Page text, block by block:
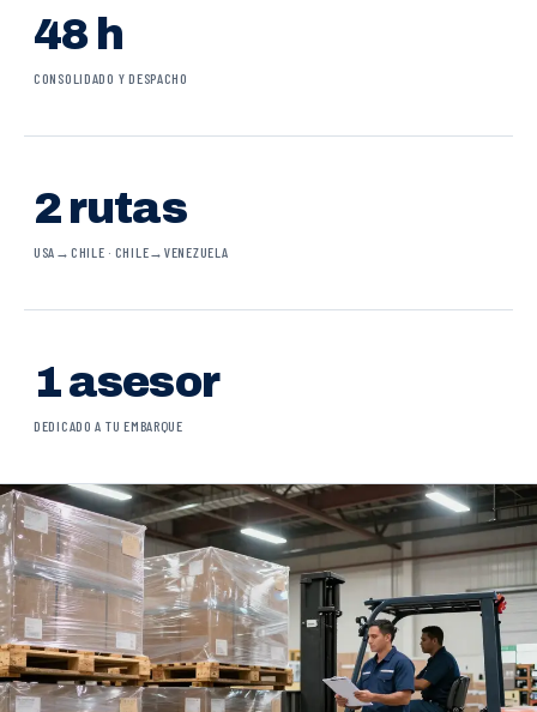
48 h
CONSOLIDADO Y DESPACHO
2 rutas
USA→CHILE · CHILE→VENEZUELA
1 asesor
DEDICADO A TU EMBARQUE